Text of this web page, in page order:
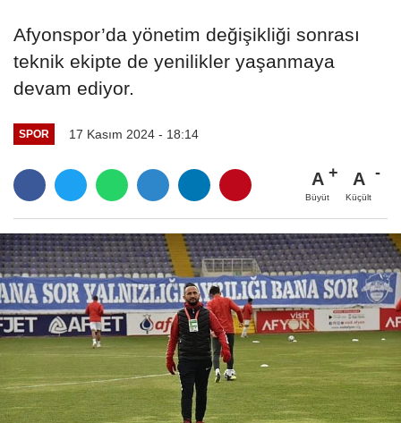
Afyonspor’da yönetim değişikliği sonrası
teknik ekipte de yenilikler yaşanmaya
devam ediyor.
SPOR 17 Kasım 2024 - 18:14
A
Büyüt
A
Küçült